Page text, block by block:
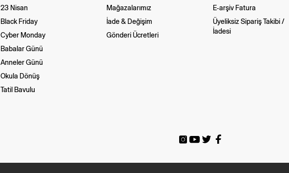
23 Nisan
Black Friday
Cyber Monday
Babalar Günü
Anneler Günü
Okula Dönüş
Tatil Bavulu
Mağazalarımız
İade & Değişim
Gönderi Ücretleri
E-arşiv Fatura
Üyeliksiz Sipariş Takibi /
İadesi